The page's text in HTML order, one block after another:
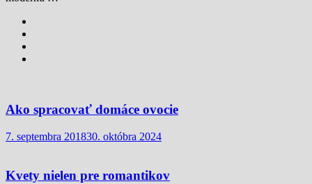
Ako spracovať domáce ovocie
7. septembra 201830. októbra 2024
Kvety nielen pre romantikov